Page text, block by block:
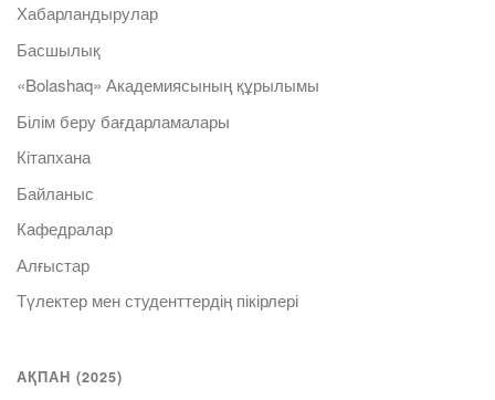
Хабарландырулар
Басшылық
«Bolashaq» Академиясының құрылымы
Білім беру бағдарламалары
Кітапхана
Байланыс
Кафедралар
Алғыстар
Түлектер мен студенттердің пікірлері
АҚПАН (2025)